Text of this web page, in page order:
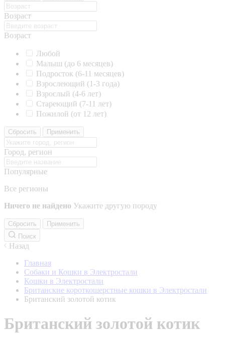
Возраст
Возраст
Любой
Малыш (до 6 месяцев)
Подросток (6-11 месяцев)
Взрослеющий (1-3 года)
Взрослый (4-6 лет)
Стареющий (7-11 лет)
Пожилой (от 12 лет)
Сбросить Применить
Город, регион
Популярные
Все регионы
Ничего не найдено Укажите другую породу
Сбросить
Применить
Поиск
Назад
Главная
Собаки и Кошки в Электростали
Кошки в Электростали
Британские короткошерстные кошки в Электростали
Британский золотой котик
Британский золотой котик